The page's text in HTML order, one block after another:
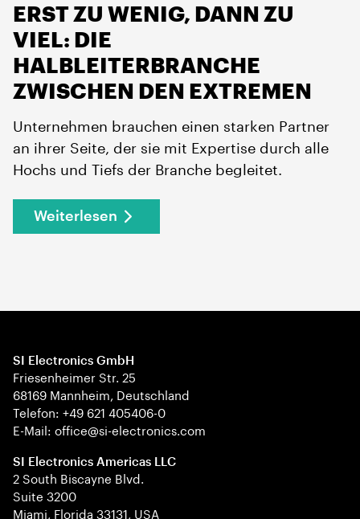
ERST ZU WENIG, DANN ZU
VIEL: DIE
HALBLEITERBRANCHE
ZWISCHEN DEN EXTREMEN
Unternehmen brauchen einen starken Partner
an ihrer Seite, der sie mit Expertise durch alle
Hochs und Tiefs der Branche begleitet.
Weiterlesen
SI Electronics GmbH
Friesenheimer Str. 25
68169 Mannheim, Deutschland
Telefon: +49 621 405406-0
E-Mail: office@si-electronics.com
SI Electronics Americas LLC
2 South Biscayne Blvd.
Suite 3200
Miami, Florida 33131, USA